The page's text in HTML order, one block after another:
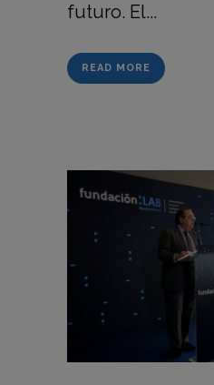
futuro. El...
READ MORE